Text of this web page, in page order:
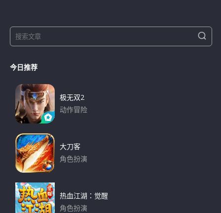
e
r
S
e
今日推荐
极无双2
动作冒险
大刀客
角色扮演
热血江湖：觉醒
角色扮演